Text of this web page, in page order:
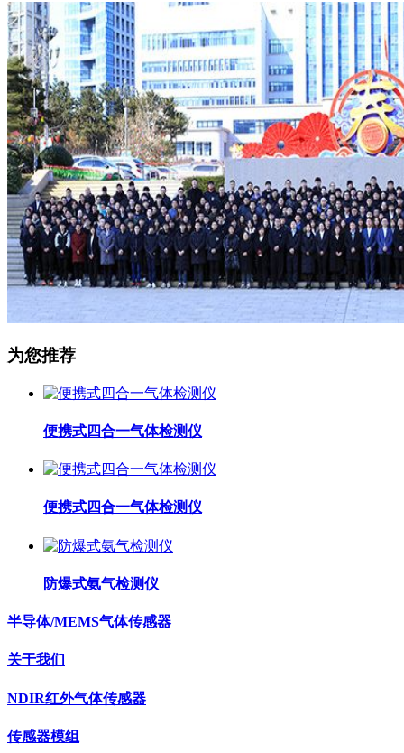
为您推荐
便携式四合一气体检测仪
便携式四合一气体检测仪
防爆式氨气检测仪
半导体/MEMS气体传感器
关于我们
NDIR红外气体传感器
传感器模组